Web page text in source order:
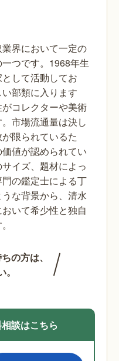
界において一定の
つです。1968年生
して活動してお
部類に入ります
コレクターや美術
市場流通量は決し
限られているた
値が認められてい
イズ、題材によっ
の鑑定士による丁
な背景から、清水
いて希少性と独自
の方は、
談はこちら